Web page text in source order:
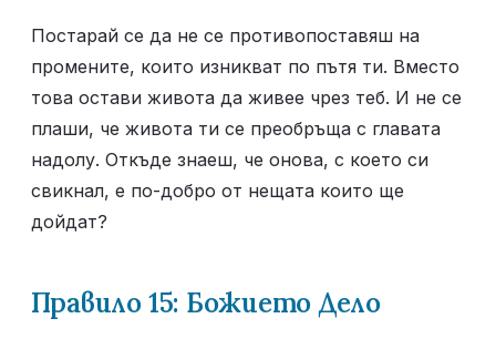
Постарай се да не се противопоставяш на
промените, които изникват по пътя ти. Вместо
това остави живота да живее чрез теб. И не се
плаши, че живота ти се преобръща с главата
надолу. Откъде знаеш, че онова, с което си
свикнал, е по-добро от нещата които ще
дойдат?
Правило 15: Божието Дело